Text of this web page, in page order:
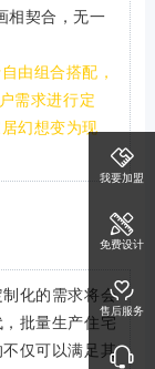
我要加盟
免费设计
售后服务
相契合，无一
由组合搭配，
需求进行定
幻想变为现
化的需求将会
批量生产住宅
仅可以满足其